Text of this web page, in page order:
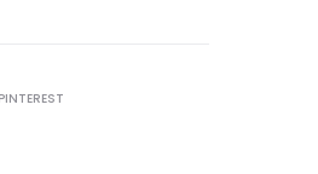
PINTEREST